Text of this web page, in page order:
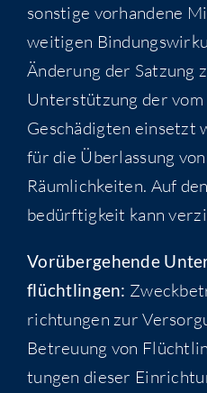
sons­ti­ge vor­han­de­ne
wei­ti­gen
Ände­rung der Sat­zung
Unter­stüt­zung der
Geschä­dig­ten ein­setzt
für die Über­las­sung
Räum­lich­kei­ten. Auf
be­dürf­tig­keit kann
Vor­über­ge­hen­de
flücht­lin­gen:
rich­tun­gen zur
Betreu­ung von
tun­gen die­ser